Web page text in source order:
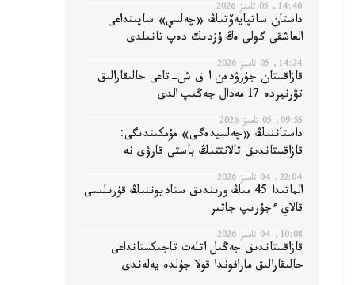
14:40, 05 تامىز 2026
داستان ساتپايەۆتىڭ «چەلسي» ساپىنداعى
العاشقى گولى ەڭ ۇزدىك دەپ تانىلدى
14:24, 05 تامىز 2026
قازاقستان جۇزۋدەن ا ق ش-تاعى حالىقارالىق
تۋرنيردە 17 مەدال جەڭىپ الدى
09:55, 05 تامىز 2026
داستاننىڭ «چەلسيدەگى» مۇمكىندىگى:
قازاقستاندىق تالانتتىڭ باستى قارۋى نە
22:04, 04 تامىز 2026
الماتىدا 45 مىڭ ورىندىق ستاديوننىڭ قۇرىلىسى
قالاي ءجۇرىپ جاتىر
10:08, 04 تامىز 2026
قازاقستاندىق جەڭىل اتلەت تاجىكستانداعى
حالىقارالىق مارافوندا قولا جۇلدە يەلەندى